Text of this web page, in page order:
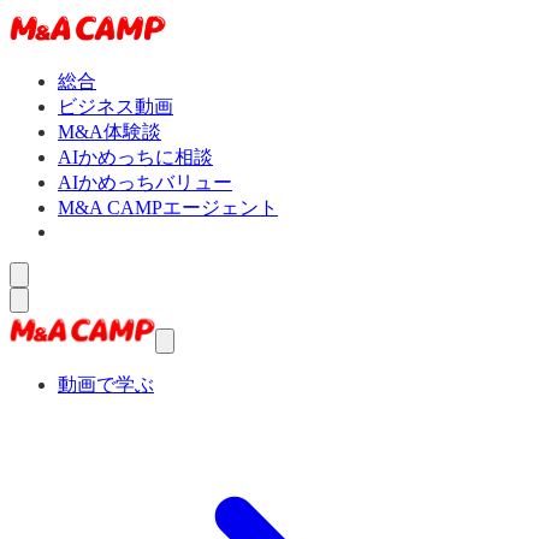
総合
ビジネス動画
M&A体験談
AIかめっちに相談
AIかめっちバリュー
M&A CAMPエージェント
動画で学ぶ